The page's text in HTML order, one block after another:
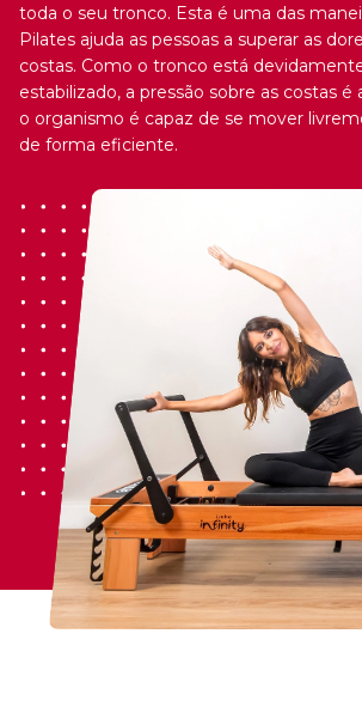
toda o seu tronco. Esta é uma das
Pilates ajuda as pessoas a superar as
costas. Como o tronco está
estabilizado, a pressão sobre as costas é
o organismo é capaz de se mover
de forma eficiente.